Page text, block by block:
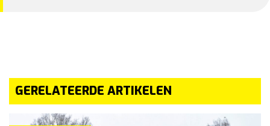
GERELATEERDE ARTIKELEN